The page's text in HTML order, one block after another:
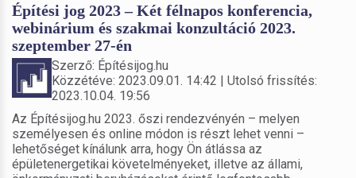
Építési jog 2023 – Két félnapos konferencia,
webinárium és szakmai konzultáció 2023.
szeptember 27-én
Szerző: Építésijog.hu
Közzétéve: 2023.09.01. 14:42 | Utolsó frissítés:
2023.10.04. 19:56
Az Építésijog.hu 2023. őszi rendezvényén – melyen
személyesen és online módon is részt lehet venni –
lehetőséget kínálunk arra, hogy Ön átlássa az
épületenergetikai követelményeket, illetve az állami,